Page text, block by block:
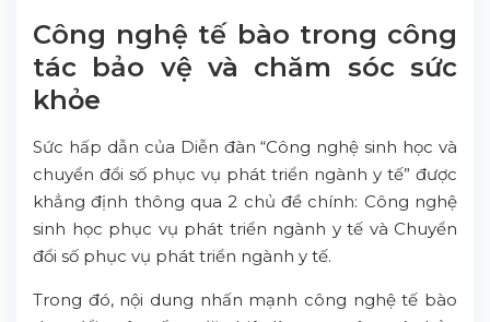
Công nghệ tế bào trong công
tác bảo vệ và chăm sóc sức
khỏe
Sức hấp dẫn của Diễn đàn “Công nghệ sinh học và
chuyển đổi số phục vụ phát triển ngành y tế” được
khẳng định thông qua 2 chủ đề chính: Công nghệ
sinh học phục vụ phát triển ngành y tế và Chuyển
đổi số phục vụ phát triển ngành y tế.
Trong đó, nội dung nhấn mạnh công nghệ tế bào